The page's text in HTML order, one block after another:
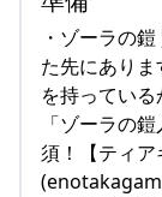
・ゾーラの
た先にあり
を持ってい
「ゾーラの
須！【ティ